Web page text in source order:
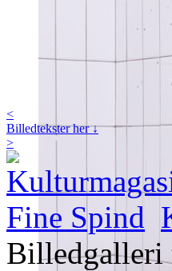
<
Billedtekster her ↓
>
Billedgalleri